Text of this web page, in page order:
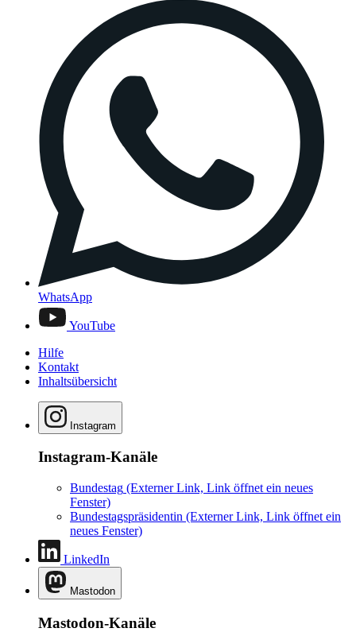
WhatsApp
YouTube
Hilfe
Kontakt
Inhaltsübersicht
Instagram
Instagram-Kanäle
Bundestag (Externer Link, Link öffnet ein neues
Fenster)
Bundestagspräsidentin (Externer Link, Link öffnet ein
neues Fenster)
LinkedIn
Mastodon
Mastodon-Kanäle